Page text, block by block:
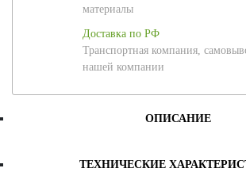
материалы
Доставка по РФ
Транспортная компания,
нашей компании
ОПИСАНИЕ
ТЕХНИЧЕСКИЕ